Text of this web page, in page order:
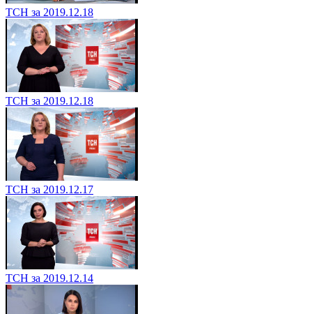
ТСН за 2019.12.18
ТСН за 2019.12.18
ТСН за 2019.12.17
ТСН за 2019.12.14